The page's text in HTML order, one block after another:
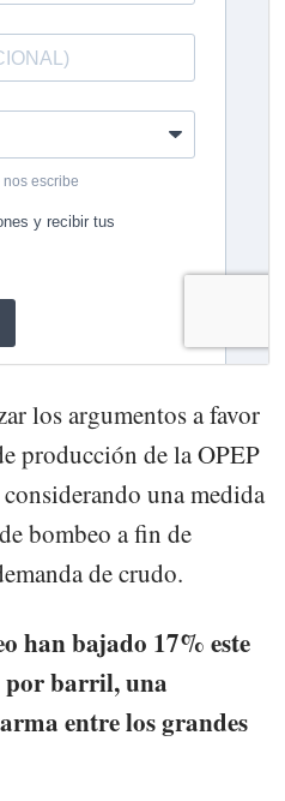
los argumentos a favor
producción de la OPEP
una medida
bombeo a fin de
de crudo.
han bajado 17% este
por barril, una
entre los grandes